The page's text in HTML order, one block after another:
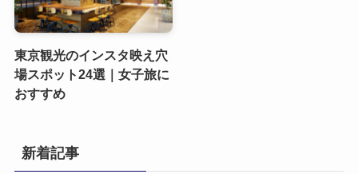
東京観光のインスタ映え穴
場スポット24選｜女子旅に
おすすめ
新着記事